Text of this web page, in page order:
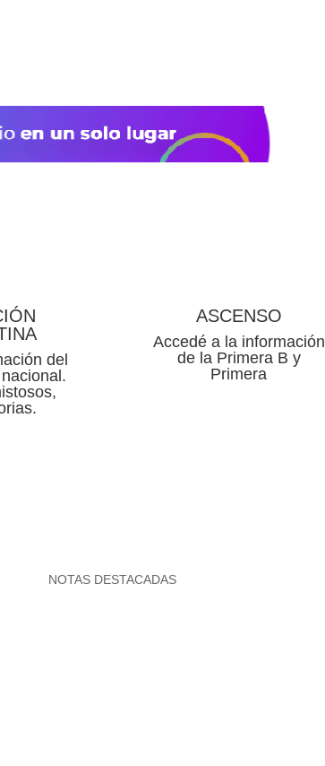
del
ASCENSO
Accedé a la información
de la Primera B y
Primera
NOTAS DESTACADAS